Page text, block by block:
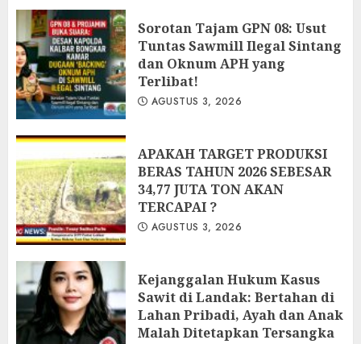
‎Sorotan Tajam GPN 08: Usut
Tuntas Sawmill Ilegal Sintang
dan Oknum APH yang
Terlibat!
AGUSTUS 3, 2026
APAKAH TARGET PRODUKSI
BERAS TAHUN 2026 SEBESAR
34,77 JUTA TON AKAN
TERCAPAI ?
AGUSTUS 3, 2026
Kejanggalan Hukum Kasus
Sawit di Landak: Bertahan di
Lahan Pribadi, Ayah dan Anak
Malah Ditetapkan Tersangka